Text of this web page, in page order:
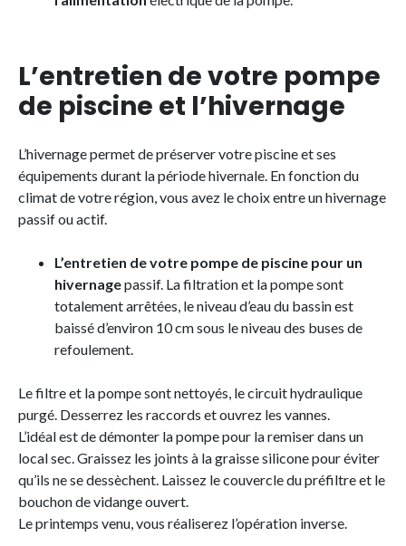
L’entretien de votre pompe
de piscine et l’hivernage
L’hivernage permet de préserver votre piscine et ses
équipements durant la période hivernale. En fonction du
climat de votre région, vous avez le choix entre un hivernage
passif ou actif.
L’entretien de votre pompe de piscine pour un
hivernagepassif. La filtration et la pompe sont
totalement arrêtées, le niveau d’eau du bassin est
baissé d’environ 10 cm sous le niveau des buses de
refoulement.
Le filtre et la pompe sont nettoyés, le circuit hydraulique
purgé. Desserrez les raccords et ouvrez les vannes.
L’idéal est de démonter la pompe pour la remiser dans un
local sec. Graissez les joints à la graisse silicone pour éviter
qu’ils ne se dessèchent. Laissez le couvercle du préfiltre et le
bouchon de vidange ouvert.
Le printemps venu, vous réaliserez l’opération inverse.